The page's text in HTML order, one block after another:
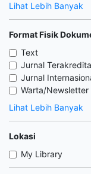
Lihat Lebih Banyak
Format Fisik
Text
Jurnal
Jurnal
Warta/Newsletter
Lihat Lebih Banyak
Lokasi
My Library